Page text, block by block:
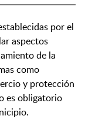
por el
aspectos
de la
como
y protección
es obligatorio